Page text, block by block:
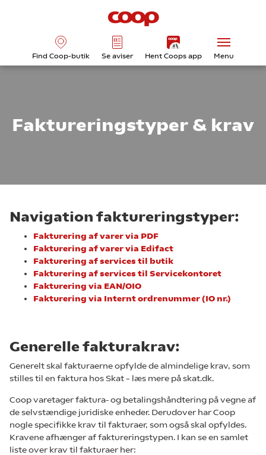
Find Coop-butik Se aviser Hent Coops app Menu
Faktureringstyper & krav
Navigation faktureringstyper:
Fakturering af varer via PDF
Fakturering af varer via Edifact
Fakturering af services til butik
Fakturering af services til Servicekontoret
Fakturering via EAN/OIO
Fakturering via Internt ordrenummer (IO nr.)
Generelle fakturakrav:
Generelt skal fakturaerne opfylde de almindelige krav, som
stilles til en faktura hos Skat – læs mere på skat.dk.
Coop varetager faktura- og betalingshåndtering på vegne af
de selvstændige juridiske enheder. Derudover har Coop
nogle specifikke krav til fakturaer, som også skal opfyldes.
Kravene afhænger af faktureringstypen. I kan se en samlet
liste over krav til fakturaer her: